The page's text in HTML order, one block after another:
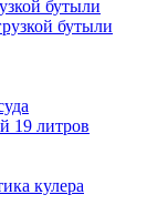
бутыли
бутыли
19 литров
кулера